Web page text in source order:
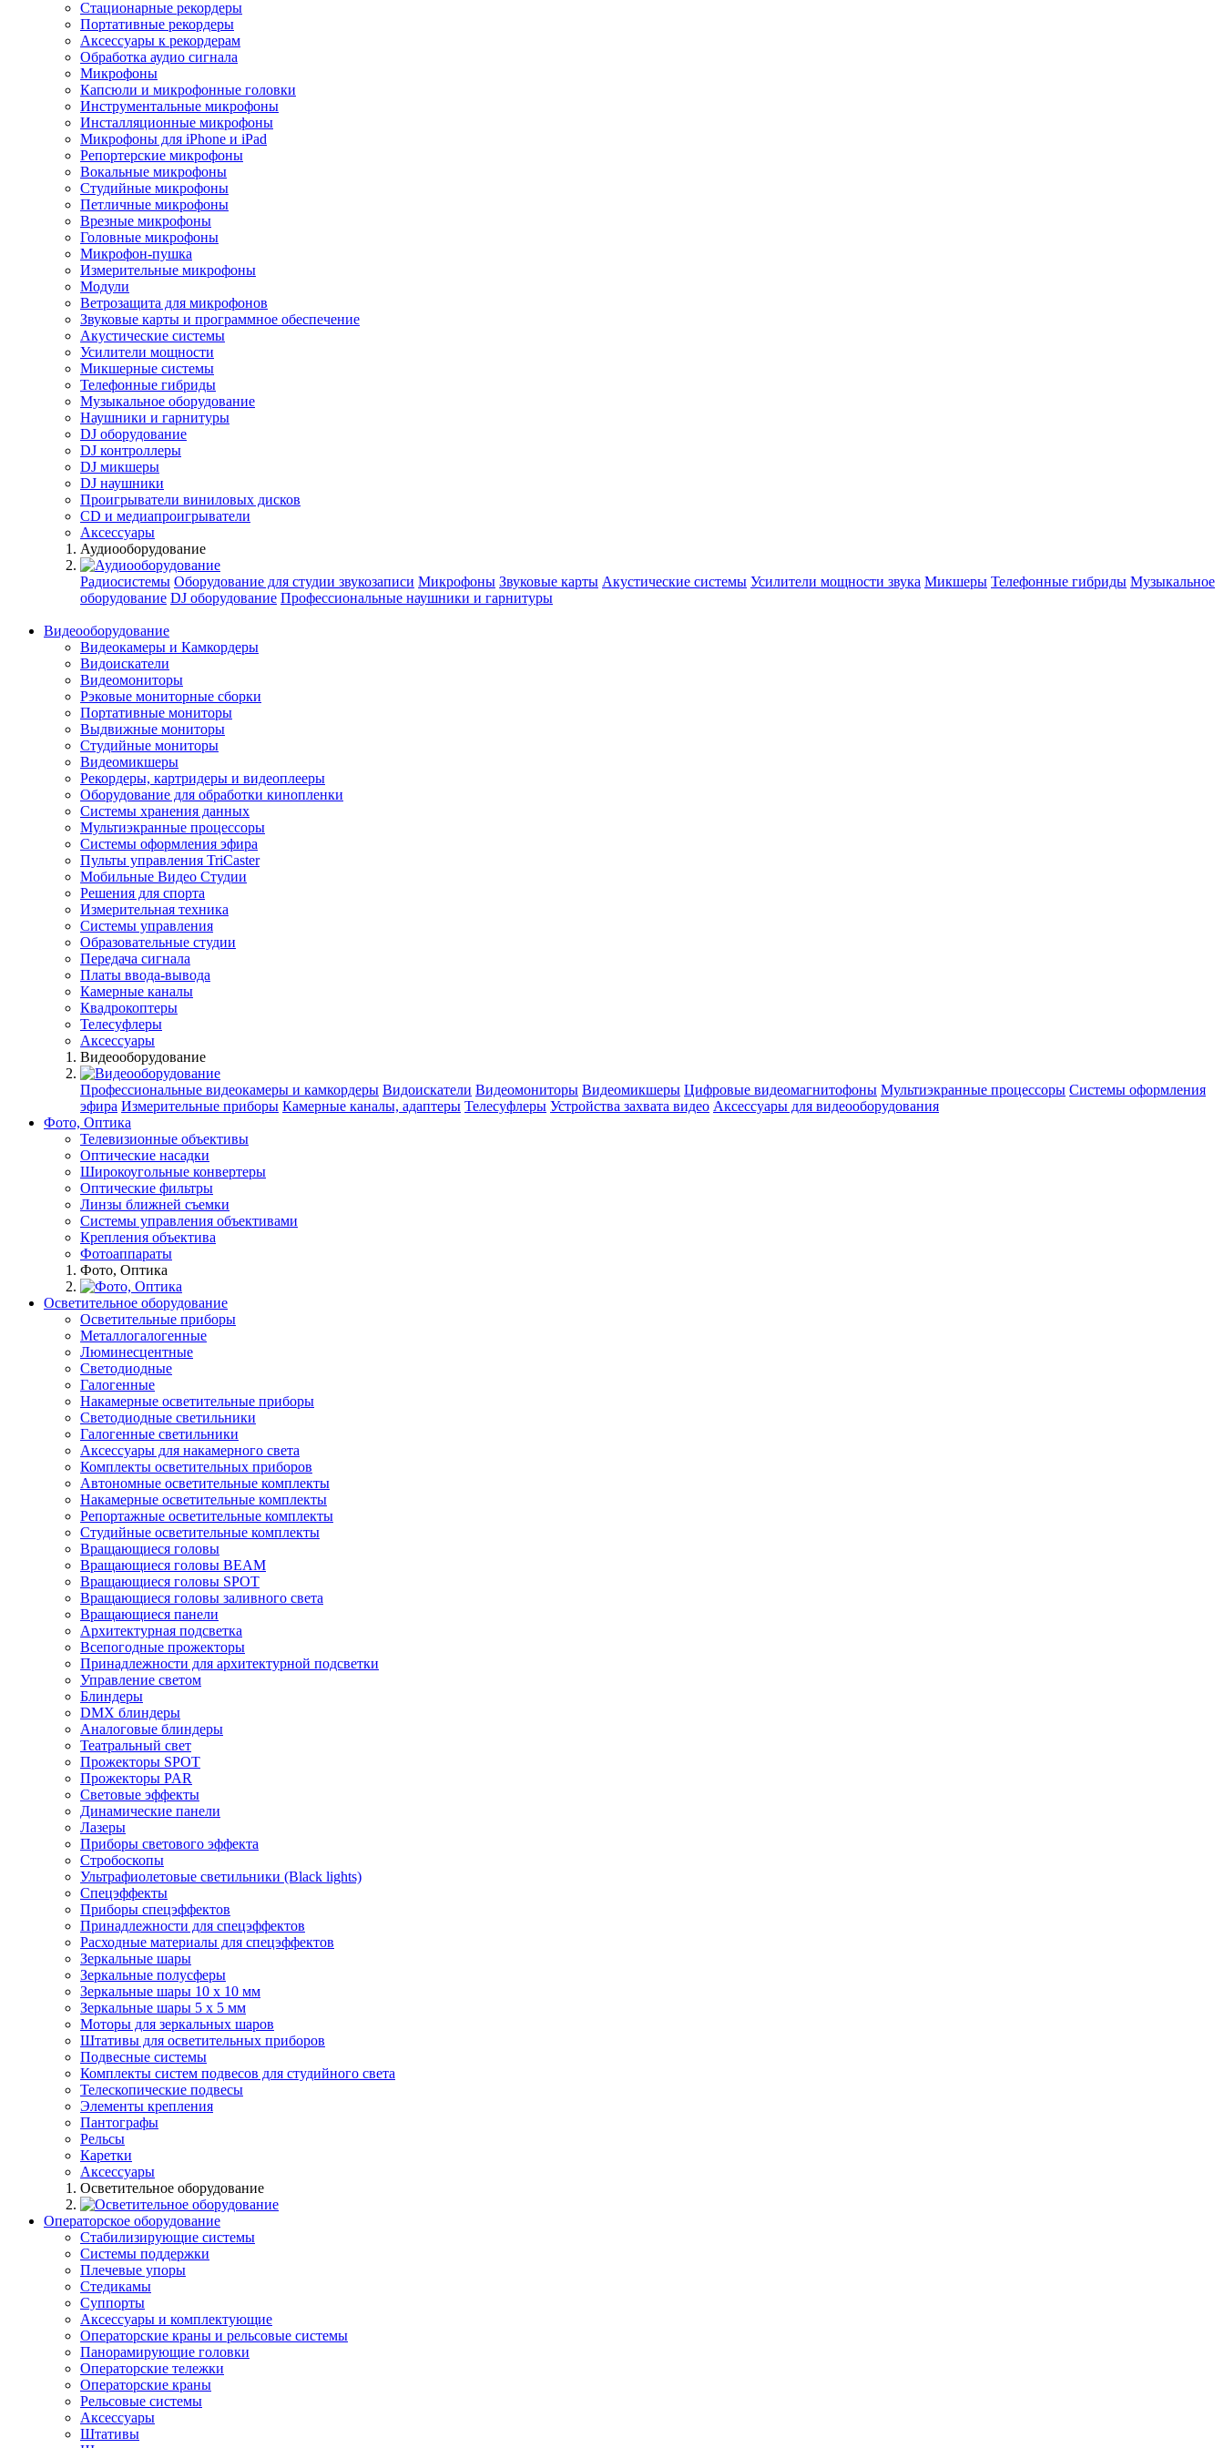
Стационарные рекордеры
Портативные рекордеры
Аксессуары к рекордерам
Обработка аудио сигнала
Микрофоны
Капсюли и микрофонные головки
Инструментальные микрофоны
Инсталляционные микрофоны
Микрофоны для iPhone и iPad
Репортерские микрофоны
Вокальные микрофоны
Студийные микрофоны
Петличные микрофоны
Врезные микрофоны
Головные микрофоны
Микрофон-пушка
Измерительные микрофоны
Модули
Ветрозащита для микрофонов
Звуковые карты и программное обеспечение
Акустические системы
Усилители мощности
Микшерные системы
Телефонные гибриды
Музыкальное оборудование
Наушники и гарнитуры
DJ оборудование
DJ контроллеры
DJ микшеры
DJ наушники
Проигрыватели виниловых дисков
СD и медиапроигрыватели
Аксессуары
Аудиооборудование
Радиосистемы Оборудование для студии звукозаписи Микрофоны Звуковые карты Акустические системы Усилители мощности звука Микшеры Телефонные гибриды Музыкальное
оборудование DJ оборудование Профессиональные наушники и гарнитуры
Видеооборудование
Видеокамеры и Камкордеры
Видоискатели
Видеомониторы
Рэковые мониторные сборки
Портативные мониторы
Выдвижные мониторы
Студийные мониторы
Видеомикшеры
Рекордеры, картридеры и видеоплееры
Оборудование для обработки кинопленки
Системы хранения данных
Мультиэкранные процессоры
Системы оформления эфира
Пульты управления TriCaster
Мобильные Видео Студии
Решения для спорта
Измерительная техника
Системы управления
Образовательные студии
Передача сигнала
Платы ввода-вывода
Камерные каналы
Квадрокоптеры
Телесуфлеры
Аксессуары
Видеооборудование
Профессиональные видеокамеры и камкордеры Видоискатели Видеомониторы Видеомикшеры Цифровые видеомагнитофоны Мультиэкранные процессоры Системы оформления
эфира Измерительные приборы Камерные каналы, адаптеры Телесуфлеры Устройства захвата видео Аксессуары для видеооборудования
Фото, Оптика
Телевизионные объективы
Оптические насадки
Широкоугольные конвертеры
Оптические фильтры
Линзы ближней съемки
Системы управления объективами
Крепления объектива
Фотоаппараты
Фото, Оптика
Осветительное оборудование
Осветительные приборы
Металлогалогенные
Люминесцентные
Светодиодные
Галогенные
Накамерные осветительные приборы
Светодиодные светильники
Галогенные светильники
Аксессуары для накамерного света
Комплекты осветительных приборов
Автономные осветительные комплекты
Накамерные осветительные комплекты
Репортажные осветительные комплекты
Студийные осветительные комплекты
Вращающиеся головы
Вращающиеся головы BEAM
Вращающиеся головы SPOT
Вращающиеся головы заливного света
Вращающиеся панели
Архитектурная подсветка
Всепогодные прожекторы
Принадлежности для архитектурной подсветки
Управление светом
Блиндеры
DMX блиндеры
Аналоговые блиндеры
Театральный свет
Прожекторы SPOT
Прожекторы PAR
Световые эффекты
Динамические панели
Лазеры
Приборы светового эффекта
Стробоскопы
Ультрафиолетовые светильники (Black lights)
Спецэффекты
Приборы спецэффектов
Принадлежности для спецэффектов
Расходные материалы для спецэффектов
Зеркальные шары
Зеркальные полусферы
Зеркальные шары 10 х 10 мм
Зеркальные шары 5 х 5 мм
Моторы для зеркальных шаров
Штативы для осветительных приборов
Подвесные системы
Комплекты систем подвесов для студийного света
Телескопические подвесы
Элементы крепления
Пантографы
Рельсы
Каретки
Аксессуары
Осветительное оборудование
Операторское оборудование
Стабилизирующие системы
Системы поддержки
Плечевые упоры
Стедикамы
Суппорты
Аксессуары и комплектующие
Операторские краны и рельсовые системы
Панорамирующие головки
Операторские тележки
Операторские краны
Рельсовые системы
Аксессуары
Штативы